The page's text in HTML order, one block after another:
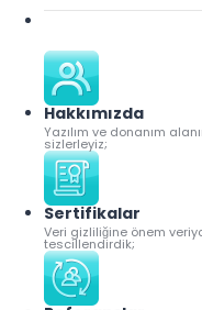
Hakkımızda
Yazılım ve donanım
sizlerleyiz;
Sertifikalar
Veri gizliliğine önem
tescillendirdik;